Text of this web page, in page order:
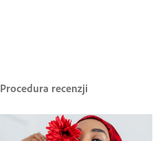
Procedura recenzji